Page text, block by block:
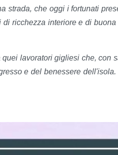
strada, che oggi i fortunati
ricchezza interiore e di
lavoratori gigliesi che, con
e del benessere